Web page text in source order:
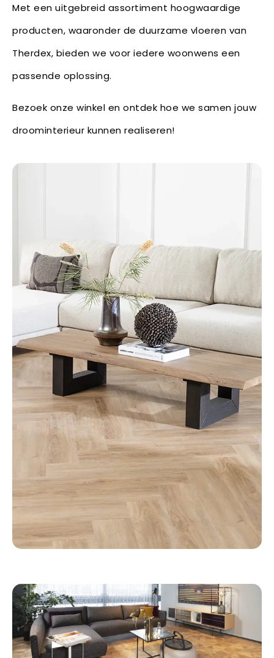
Met een uitgebreid assortiment hoogwaardige
producten, waaronder de duurzame vloeren van
Therdex, bieden we voor iedere woonwens een
passende oplossing.
Bezoek onze winkel en ontdek hoe we samen jouw
droominterieur kunnen realiseren!